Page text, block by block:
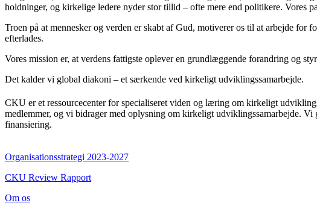
holdninger, og kirkelige ledere nyder stor tillid – ofte mere end politikere. Vores
Troen på at mennesker og verden er skabt af Gud, motiverer os til at arbejde
efterlades.
Vores mission er, at verdens fattigste oplever en grundlæggende forandring og
Det kalder vi global diakoni – et særkende ved kirkeligt udviklingssamarbejde.
CKU er et ressourcecenter for specialiseret viden og læring om kirkeligt
medlemmer, og vi bidrager med oplysning om kirkeligt udviklingssamarbejde.
finansiering.
Organisationsstrategi 2023-2027
CKU Review Rapport
Om os